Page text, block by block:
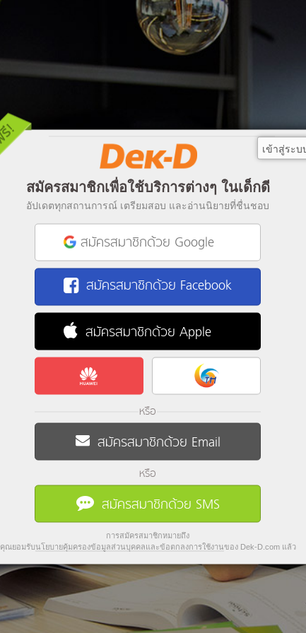
สมัครสมาชิกเพื่อใช้บริการต่างๆ ในเด็กดี
อัปเดตทุกสถานการณ์ เตรียมสอบ และอ่านนิยายที่ชื่นชอบ
สมัครสมาชิกด้วย Google
สมัครสมาชิกด้วย Facebook
สมัครสมาชิกด้วย Apple
หรือ
สมัครสมาชิกด้วย Email
หรือ
สมัครสมาชิกด้วย SMS
การสมัครสมาชิกหมายถึง
คุณยอมรับนโยบายคุ้มครองข้อมูลส่วนบุคคลและข้อตกลงการใช้งานของ Dek-D.com แล้ว
เข้าสู่ระบ